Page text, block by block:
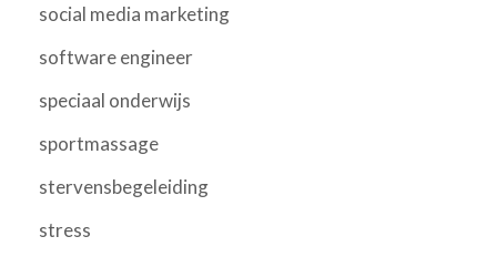
social media marketing
software engineer
speciaal onderwijs
sportmassage
stervensbegeleiding
stress